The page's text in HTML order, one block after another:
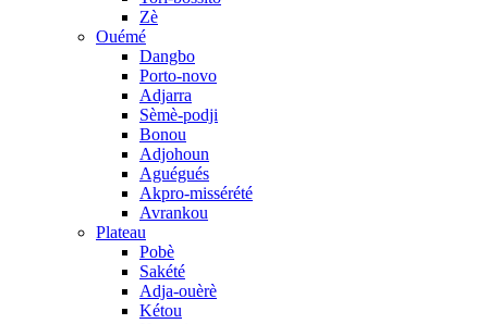
Zè
Ouémé
Dangbo
Porto-novo
Adjarra
Sèmè-podji
Bonou
Adjohoun
Aguégués
Akpro-missérété
Avrankou
Plateau
Pobè
Sakété
Adja-ouèrè
Kétou